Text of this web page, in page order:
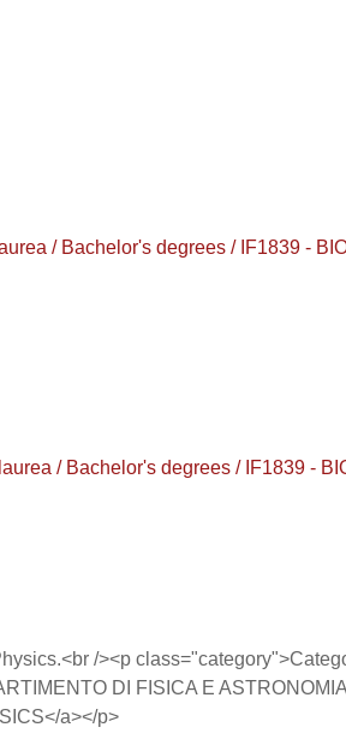
/ Bachelor's degrees / IF1839 -
/ Bachelor's degrees / IF1839 -
/><p
DI FISICA E
a></p>